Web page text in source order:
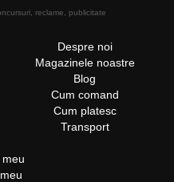
reclame, publicitate
Despre noi
Magazinele noastre
Blog
Cum comand
Cum platesc
Transport